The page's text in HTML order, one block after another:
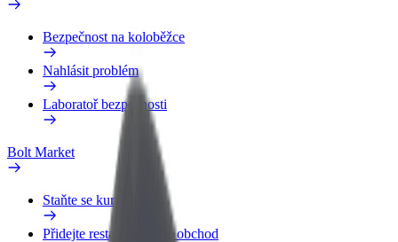
Bezpečnost na koloběžce
Nahlásit problém
Laboratoř bezpečnosti
Bolt Market
Staňte se kurýrem
Přidejte restauraci nebo obchod